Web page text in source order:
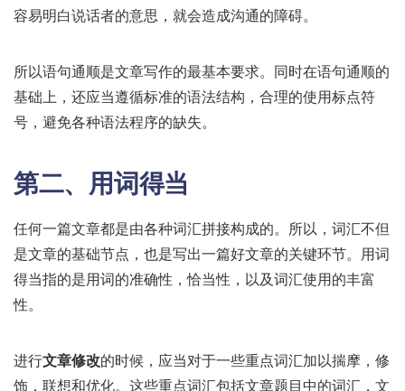
容易明白说话者的意思，就会造成沟通的障碍。
所以语句通顺是文章写作的最基本要求。同时在语句通顺的
基础上，还应当遵循标准的语法结构，合理的使用标点符
号，避免各种语法程序的缺失。
第二、用词得当
任何一篇文章都是由各种词汇拼接构成的。所以，词汇不但
是文章的基础节点，也是写出一篇好文章的关键环节。用词
得当指的是用词的准确性，恰当性，以及词汇使用的丰富
性。
进行文章修改的时候，应当对于一些重点词汇加以揣摩，修
饰，联想和优化。这些重点词汇包括文章题目中的词汇，文